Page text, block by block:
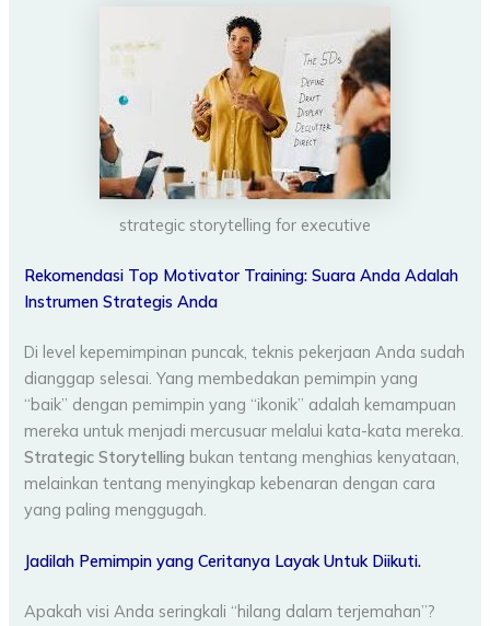
strategic storytelling for executive
Rekomendasi Top Motivator Training: Suara Anda Adalah
Instrumen Strategis Anda
Di level kepemimpinan puncak, teknis pekerjaan Anda sudah
dianggap selesai. Yang membedakan pemimpin yang
“baik” dengan pemimpin yang “ikonik” adalah kemampuan
mereka untuk menjadi mercusuar melalui kata-kata mereka.
Strategic Storytelling bukan tentang menghias kenyataan,
melainkan tentang menyingkap kebenaran dengan cara
yang paling menggugah.
Jadilah Pemimpin yang Ceritanya Layak Untuk Diikuti.
Apakah visi Anda seringkali “hilang dalam terjemahan”?